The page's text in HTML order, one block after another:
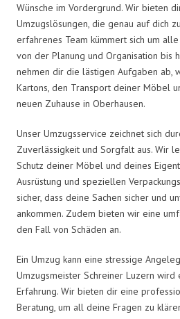
Wünsche im Vordergrund. Wir bieten
Umzugslösungen, die genau auf dich
erfahrenes Team kümmert sich um
von der Planung und Organisation bis
nehmen dir die lästigen Aufgaben ab,
Kartons, den Transport deiner Möbel
neuen Zuhause in Oberhausen.
Unser Umzugsservice zeichnet sich
Zuverlässigkeit und Sorgfalt aus. Wir
Schutz deiner Möbel und deines
Ausrüstung und speziellen
sicher, dass deine Sachen sicher und
ankommen. Zudem bieten wir eine
den Fall von Schäden an.
Ein Umzug kann eine stressige
Umzugsmeister Schreiner Luzern wird
Erfahrung. Wir bieten dir eine
Beratung, um all deine Fragen zu